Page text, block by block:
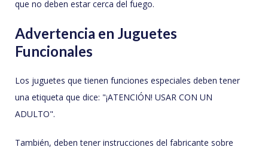
que no deben estar cerca del fuego.
Advertencia en Juguetes
Funcionales
Los juguetes que tienen funciones especiales deben tener
una etiqueta que dice: "¡ATENCIÓN! USAR CON UN
ADULTO".
También, deben tener instrucciones del fabricante sobre